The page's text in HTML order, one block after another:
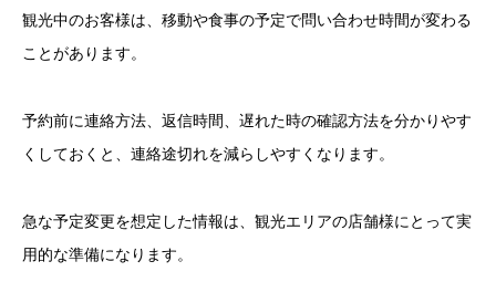
観光中のお客様は、移動や食事の予定で問い合わせ時間が変わる
ことがあります。
予約前に連絡方法、返信時間、遅れた時の確認方法を分かりやす
くしておくと、連絡途切れを減らしやすくなります。
急な予定変更を想定した情報は、観光エリアの店舗様にとって実
用的な準備になります。